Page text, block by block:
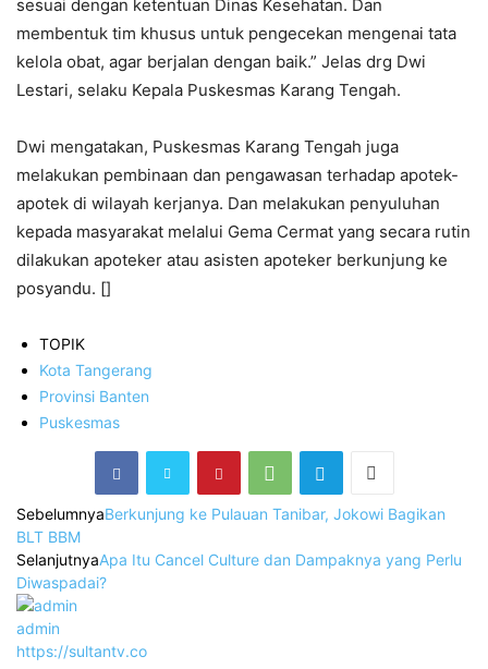
sesuai dengan ketentuan Dinas Kesehatan. Dan
membentuk tim khusus untuk pengecekan mengenai tata
kelola obat, agar berjalan dengan baik.” Jelas drg Dwi
Lestari, selaku Kepala Puskesmas Karang Tengah.
Dwi mengatakan, Puskesmas Karang Tengah juga
melakukan pembinaan dan pengawasan terhadap apotek-
apotek di wilayah kerjanya. Dan melakukan penyuluhan
kepada masyarakat melalui Gema Cermat yang secara rutin
dilakukan apoteker atau asisten apoteker berkunjung ke
posyandu. []
TOPIK
Kota Tangerang
Provinsi Banten
Puskesmas
SebelumnyaBerkunjung ke Pulauan Tanibar, Jokowi Bagikan
BLT BBM
SelanjutnyaApa Itu Cancel Culture dan Dampaknya yang Perlu
Diwaspadai?
admin
https://sultantv.co